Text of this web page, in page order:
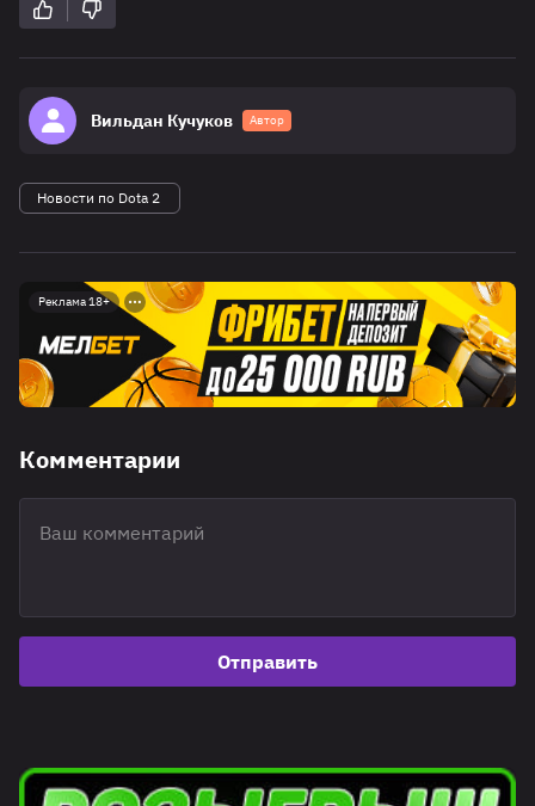
Вильдан Кучуков Автор
Новости по Dota 2
Реклама 18+
Комментарии
Отправить